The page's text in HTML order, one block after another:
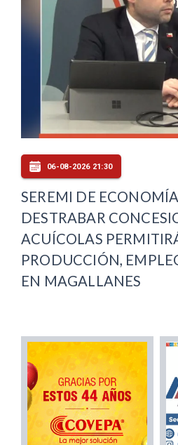
06-08-2026 21:30
SEREMI DE
DESTRABAR
ACUÍCOLAS
PRODUCCIÓN,
EN MAGALLANES